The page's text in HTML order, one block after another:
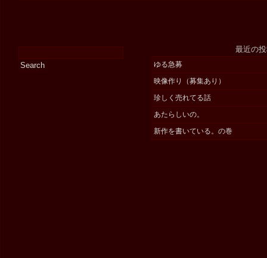
最近の
ゆる急募
映像作り（募集あり）
珍しく売れてる話
あたらしいの。
新作を書いている。の巻